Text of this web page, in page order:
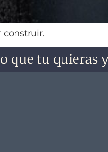
construir.
tu quieras y